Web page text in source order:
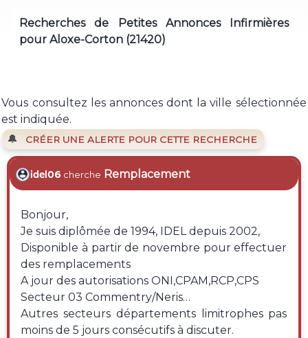
Recherches de Petites Annonces Infirmières
pour Aloxe-Corton (21420)
Vous consultez les annonces dont la ville sélectionnée
est indiquée.
🔔 CRÉER UNE ALERTE POUR CETTE RECHERCHE
idel06 cherche Remplacement
Bonjour,
Je suis diplômée de 1994, IDEL depuis 2002,
Disponible à partir de novembre pour effectuer
des remplacements
A jour des autorisations ONI,CPAM,RCP,CPS
Secteur 03 Commentry/Neris…
Autres secteurs départements limitrophes pas
moins de 5 jours consécutifs à discuter.